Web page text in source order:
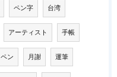
ペン字 台湾
アーティスト 手帳
ペン 月謝 運筆